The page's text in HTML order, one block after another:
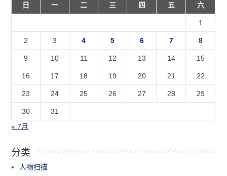
日
一 二 三 四 五 六
1
2 3 4 5 6 7 8
9 10 11 12 13 14 15
16 17 18 19 20 21 22
23 24 25 26 27 28 29
30
31
« 7月
分类
人物扫描